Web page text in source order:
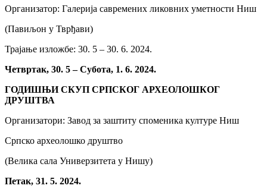
Организатор: Галерија савремених ликовних уметности Ниш
(Павиљон у Тврђави)
Трајање изложбе: 30. 5 – 30. 6. 2024.
Четвртак, 30. 5 – Субота, 1. 6. 2024.
ГОДИШЊИ СКУП СРПСКОГ АРХЕОЛОШКОГ
ДРУШТВА
Организатори: Завод за заштиту споменика културе Ниш
Српско археолошко друштво
(Велика сала Универзитета у Нишу)
Петак, 31. 5. 2024.